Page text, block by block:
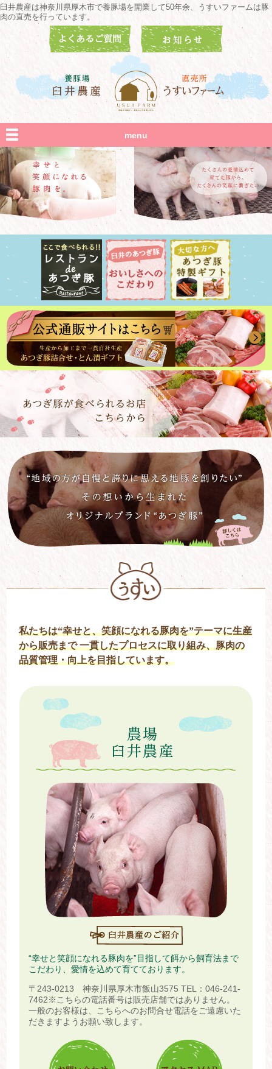
臼井農産は神奈川県厚木市で養豚場を開業して50年余、うすいファームは豚
肉の直売を行っています。
menu
私たちは“幸せと、笑顔になれる豚肉を”テーマに生産
から販売まで一貫したプロセスに取り組み、豚肉の
品質管理・向上を目指しています。
“幸せと笑顔になれる豚肉を”目指して餌から飼育法まで
こだわり、愛情を込めて育てております。
〒243-0213 神奈川県厚木市飯山3575 TEL：046-241-
7462※こちらの電話番号は販売店舗ではありません。
一般のお客様は、こちらへのお問合せ電話をご遠慮いた
だきますようお願い致します。